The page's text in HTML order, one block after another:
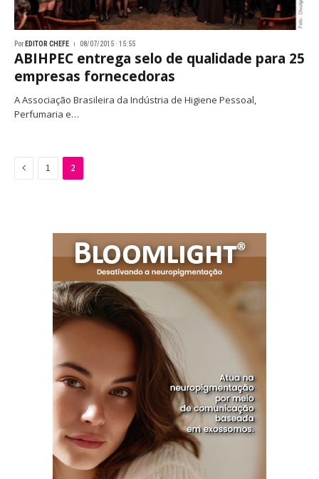
Por EDITOR CHEFE 08/07/2015 · 15:55
ABIHPEC entrega selo de qualidade para 25
empresas fornecedoras
A Associação Brasileira da Indústria de Higiene Pessoal,
Perfumaria e…
Previous
1 2